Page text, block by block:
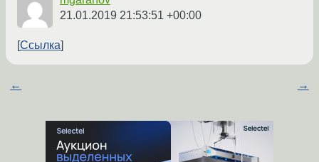
21.01.2019 21:53:51 +00:00
Ссылка
← →